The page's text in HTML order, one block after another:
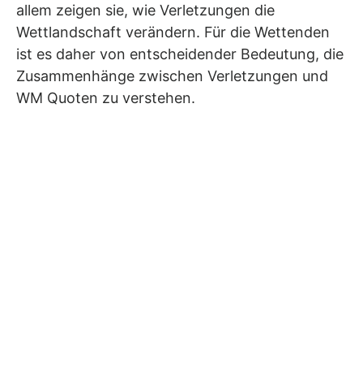
allem zeigen sie, wie Verletzungen die
Wettlandschaft verändern. Für die Wettenden
ist es daher von entscheidender Bedeutung, die
Zusammenhänge zwischen Verletzungen und
WM Quoten zu verstehen.